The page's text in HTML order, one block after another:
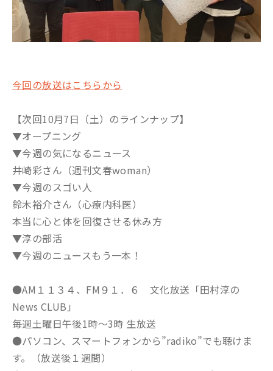
今回の放送はこちらから
【次回10月7日（土）のラインナップ】
▼オープニング
▼今週の気になるニュース
井崎彩さん（週刊文春woman）
▼今週のスゴい人
鈴木裕介さん（心療内科医）
本当に心と体を回復させる休み方
▼淳の部活
▼今週のニュースもう一本！
●AM１１３４、FM９１．６ 文化放送「田村淳の
News CLUB」
毎週土曜日午後1時～3時 生放送
●パソコン、スマートフォンから”radiko”でも聴けま
す。（放送後１週間）